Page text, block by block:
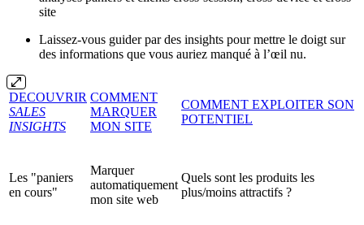
site
Laissez-vous guider par des insights pour mettre le doigt sur
des informations que vous auriez manqué à l’œil nu.
DECOUVRIR
SALES
INSIGHTS
COMMENT
MARQUER
MON SITE
COMMENT EXPLOITER SON
POTENTIEL
Les "paniers
en cours"
Marquer
automatiquement
mon site web
Quels sont les produits les
plus/moins attractifs ?